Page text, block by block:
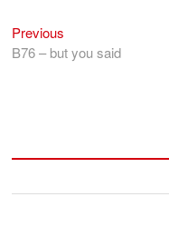
Điều
hướng
Previous
post:
B76 – but you said